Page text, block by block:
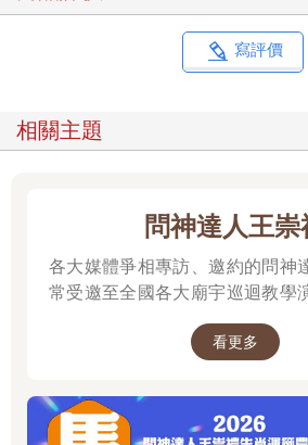
寫評價
相關主題
問神達人王崇
各大媒體爭相專訪、邀約的問神
常受邀至全國各大廟宇巡迴教學
看更多